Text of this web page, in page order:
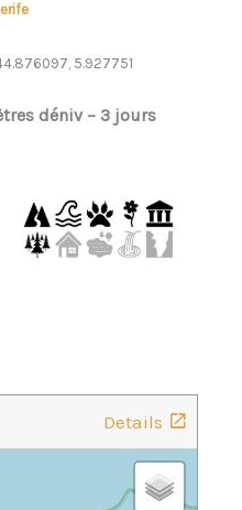
5.927751
déniv – 3 jours
Details